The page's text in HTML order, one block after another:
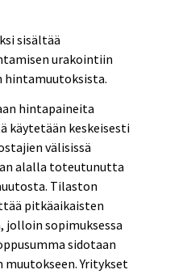
sisältää
urakointiin
hintapaineita
käytetään keskeisesti
välisissä
alalla toteutunutta
Tilaston
pitkäaikaisten
jolloin sopimuksessa
sidotaan
muutokseen. Yritykset